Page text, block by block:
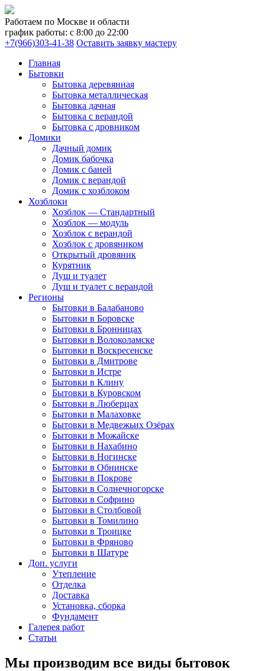
Работаем по Москве и области
график работы: с 8:00 до 22:00
+7(966)303-41-38 Оставить заявку мастеру
Главная
Бытовки
Бытовка деревянная
Бытовка металлическая
Бытовка дачная
Бытовка с верандой
Бытовка с дровником
Домики
Дачный домик
Домик бабочка
Домик с баней
Домик с верандой
Домик с хозблоком
Хозблоки
Хозблок — Стандартный
Хозблок — модуль
Хозблок с верандой
Хозблок с дровяником
Открытый дровяник
Курятник
Душ и туалет
Душ и туалет с верандой
Регионы
Бытовки в Балабаново
Бытовки в Боровске
Бытовки в Бронницах
Бытовки в Волоколамске
Бытовки в Воскресенске
Бытовки в Дмитрове
Бытовки в Истре
Бытовки в Клину
Бытовки в Куровском
Бытовки в Люберцах
Бытовки в Малаховке
Бытовки в Медвежьих Озёрах
Бытовки в Можайске
Бытовки в Нахабино
Бытовки в Ногинске
Бытовки в Обнинске
Бытовки в Покрове
Бытовки в Солнечногорске
Бытовки в Софрино
Бытовки в Столбовой
Бытовки в Томилино
Бытовки в Троицке
Бытовки в Фряново
Бытовки в Шатуре
Доп. услуги
Утепление
Отделка
Доставка
Установка, сборка
Фундамент
Галерея работ
Статьи
Мы производим все виды бытовок